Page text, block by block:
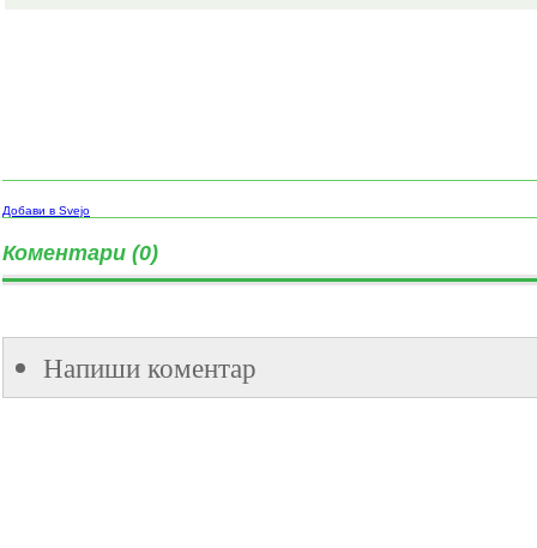
Добави в Svejo
Коментари (0)
Напиши коментар